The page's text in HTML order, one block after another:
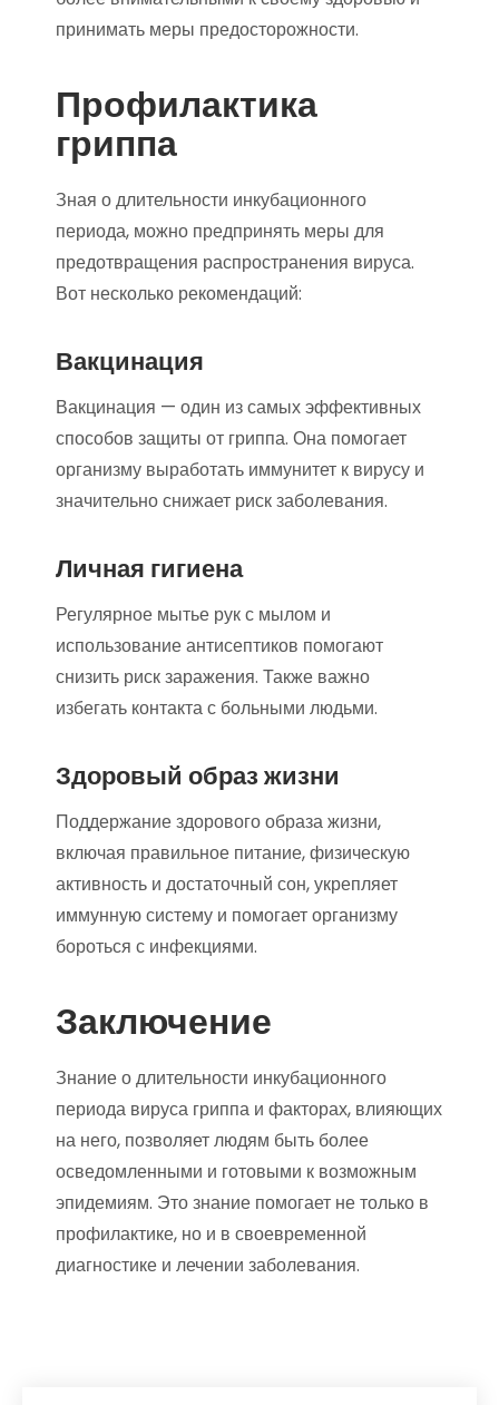
принимать меры предосторожности.
Профилактика
гриппа
Зная о длительности инкубационного
периода, можно предпринять меры для
предотвращения распространения вируса.
Вот несколько рекомендаций:
Вакцинация
Вакцинация — один из самых эффективных
способов защиты от гриппа. Она помогает
организму выработать иммунитет к вирусу и
значительно снижает риск заболевания.
Личная гигиена
Регулярное мытье рук с мылом и
использование антисептиков помогают
снизить риск заражения. Также важно
избегать контакта с больными людьми.
Здоровый образ жизни
Поддержание здорового образа жизни,
включая правильное питание, физическую
активность и достаточный сон, укрепляет
иммунную систему и помогает организму
бороться с инфекциями.
Заключение
Знание о длительности инкубационного
периода вируса гриппа и факторах, влияющих
на него, позволяет людям быть более
осведомленными и готовыми к возможным
эпидемиям. Это знание помогает не только в
профилактике, но и в своевременной
диагностике и лечении заболевания.